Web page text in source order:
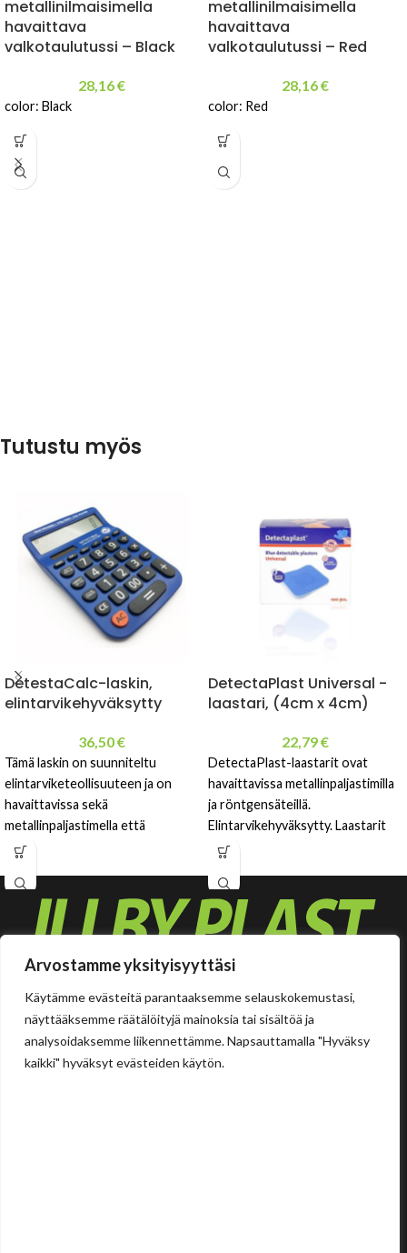
Arvostamme yksityisyyttäsi
Käytämme evästeitä parantaaksemme selauskokemustasi,
näyttääksemme räätälöityjä mainoksia tai sisältöä ja
analysoidaksemme liikennettämme. Napsauttamalla "Hyväksy
kaikki" hyväksyt evästeiden käytön.
metallinilmaisimella
havaittava
valkotaulutussi – Black
28,16€
color: Black
metallinilmaisimella
havaittava
valkotaulutussi – Red
28,16€
color: Red
Tutustu myös
DetestaCalc-laskin,
elintarvikehyväksytty
36,50€
Tämä laskin on suunniteltu
elintarviketeollisuuteen ja on
havaittavissa sekä
metallinpaljastimella että
röntgensäteillä.
DetectaPlast Universal -
laastari, (4cm x 4cm)
22,79€
DetectaPlast-laastarit ovat
havaittavissa metallinpaljastimilla
ja röntgensäteillä.
Elintarvikehyväksytty. Laastarit
ovat lateksivapaita, ja niissä on
Tehdas
Ilolan Kartanontie 43